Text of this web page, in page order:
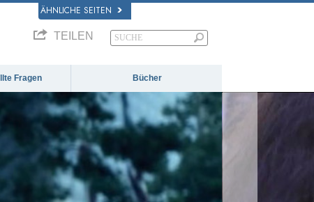
ÄHNLICHE SEITEN
TEILEN
Fragen Bücher